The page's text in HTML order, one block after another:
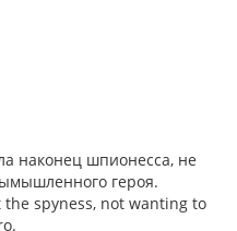
наконец шпионесса, не
героя.
the spyness, not wanting to